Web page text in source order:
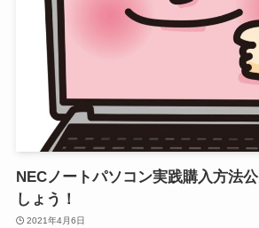
NECノートパソコン実践購入方法
しょう！
2021年4月6日